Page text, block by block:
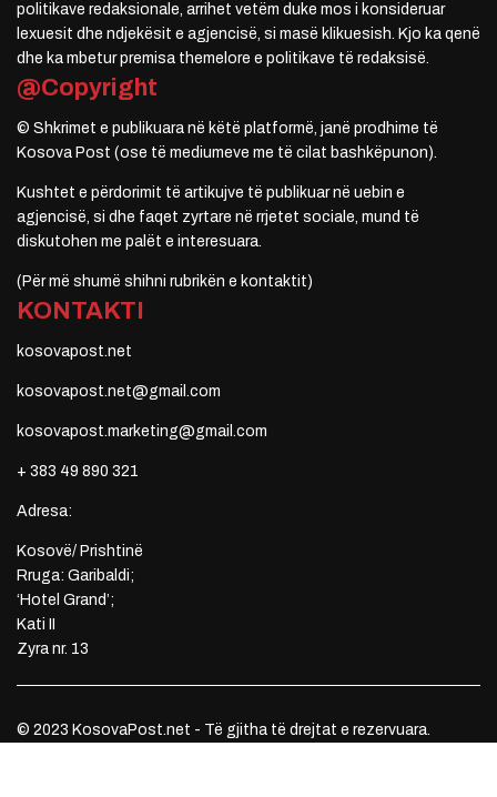
politikave redaksionale, arrihet vetëm duke mos i konsideruar
lexuesit dhe ndjekësit e agjencisë, si masë klikuesish. Kjo ka qenë
dhe ka mbetur premisa themelore e politikave të redaksisë.
@Copyright
© Shkrimet e publikuara në këtë platformë, janë prodhime të
Kosova Post (ose të mediumeve me të cilat bashkëpunon).
Kushtet e përdorimit të artikujve të publikuar në uebin e
agjencisë, si dhe faqet zyrtare në rrjetet sociale, mund të
diskutohen me palët e interesuara.
(Për më shumë shihni rubrikën e kontaktit)
KONTAKTI
kosovapost.net
kosovapost.net@gmail.com
kosovapost.marketing@gmail.com
+ 383 49 890 321
Adresa:
Kosovë/ Prishtinë
Rruga: Garibaldi;
‘Hotel Grand’;
Kati II
Zyra nr. 13
© 2023 KosovaPost.net - Të gjitha të drejtat e rezervuara.